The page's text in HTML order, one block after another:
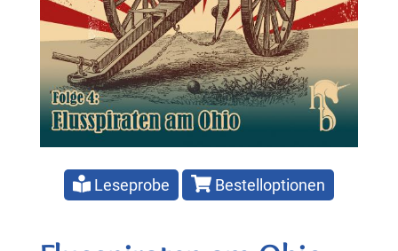
Leseprobe Bestelloptionen